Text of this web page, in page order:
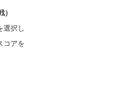
選択し
コアを